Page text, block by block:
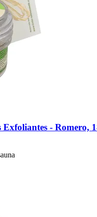
Exfoliantes -​ Romero,